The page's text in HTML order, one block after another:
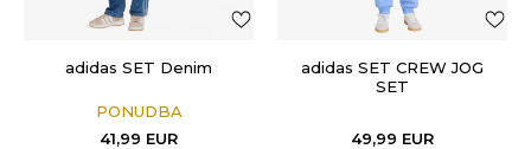
adidas SET Denim
PONUDBA
41,99 EUR
adidas SET CREW JOG
SET
49,99 EUR